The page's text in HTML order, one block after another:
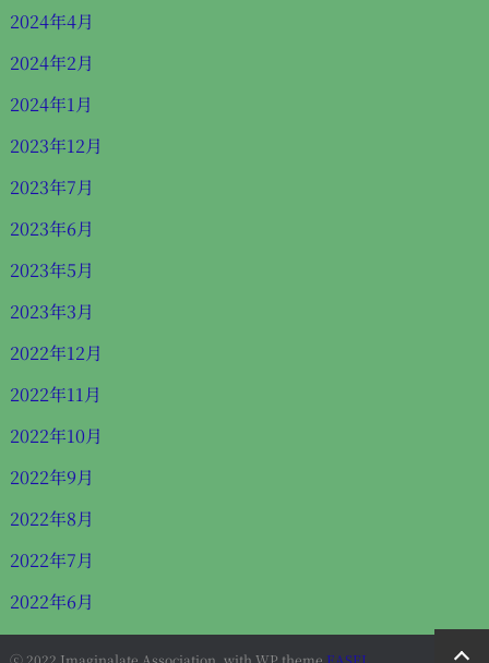
2024年4月
2024年2月
2024年1月
2023年12月
2023年7月
2023年6月
2023年5月
2023年3月
2022年12月
2022年11月
2022年10月
2022年9月
2022年8月
2022年7月
2022年6月
ⓒ 2022 Imaginalate Association, with WP theme EASEL